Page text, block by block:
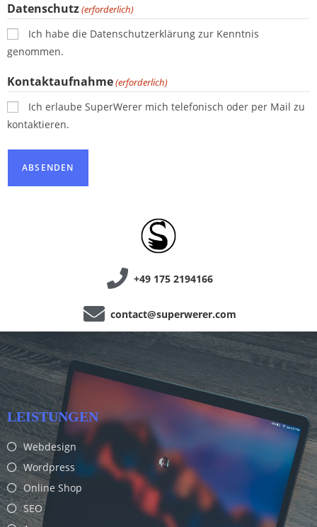
Datenschutz(erforderlich)
Ich habe die Datenschutzerklärung zur Kenntnis
genommen.
Kontaktaufnahme(erforderlich)
Ich erlaube SuperWerer mich telefonisch oder per Mail zu
kontaktieren.
+49 175 2194166
contact@superwerer.com
LEISTUNGEN
Webdesign
Wordpress
Online Shop
SEO